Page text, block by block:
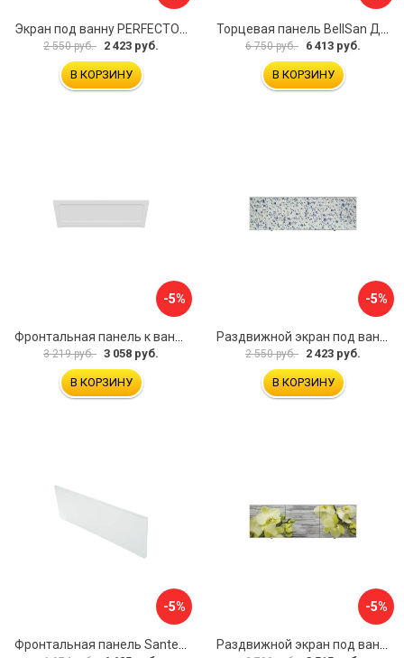
Экран под ванну PERFECTO LINEA 36-000157
2 550 руб. 2 423 руб.
В КОРЗИНУ
Торцевая панель BellSan Даниелла 4627171531049
6 750 руб. 6 413 руб.
В КОРЗИНУ
-5%
3 219 руб. 3 058 руб.
В КОРЗИНУ
-5%
2 550 руб. 2 423 руб.
В КОРЗИНУ
-5% -5%